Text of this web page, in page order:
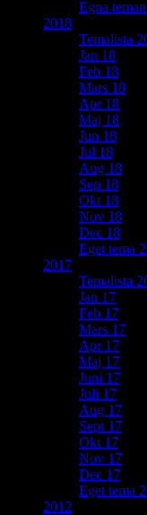
Egna
2018
Temalista
Jan 18
Feb 18
Mars 18
Apr 18
Maj 18
Jun 18
Jul 18
Aug 18
Sep 18
Okt 18
Nov 18
Dec 18
Eget tema
2017
Temalista
Jan 17
Feb 17
Mars 17
Apr 17
Maj 17
Juni 17
Juli 17
Aug 17
Sept 17
Okt 17
Nov 17
Dec 17
Eget tema
2012